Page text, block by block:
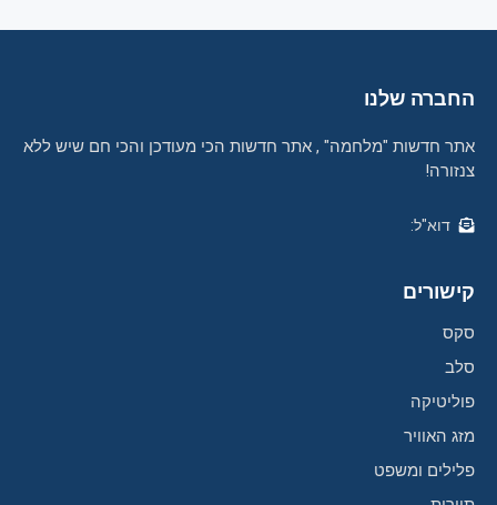
החברה שלנו
אתר חדשות "מלחמה" , אתר חדשות הכי מעודכן והכי חם שיש ללא
צנזורה!
דוא"ל:
קישורים
סקס
סלב
פוליטיקה
מזג האוויר
פלילים ומשפט